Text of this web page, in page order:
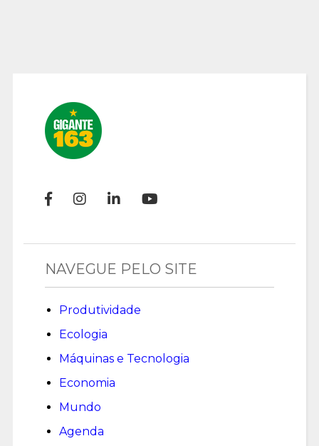
NAVEGUE PELO SITE
Produtividade
Ecologia
Máquinas e Tecnologia
Economia
Mundo
Agenda